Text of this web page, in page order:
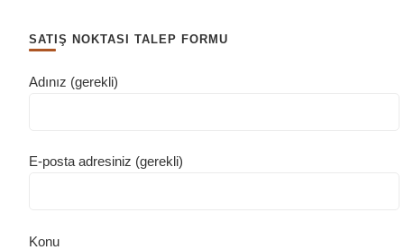
SATIŞ NOKTASI TALEP FORMU
Adınız (gerekli)
E-posta adresiniz (gerekli)
Konu